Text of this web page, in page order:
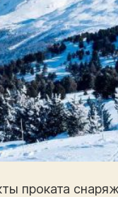
проката